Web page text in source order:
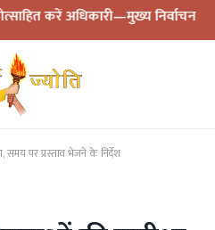
निर्वाचन अधिकारी
समय पर प्रस्ताव भेजने के निर्देश